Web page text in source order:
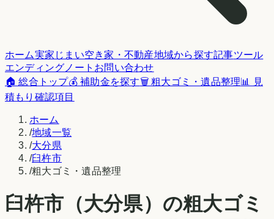
ホーム実家じまい空き家・不動産地域から探す記事ツール
エンディングノート お問い合わせ
🏠 総合トップ💰 補助金を探す🗑️ 粗大ゴミ・遺品整理📊 見
積もり確認項目
ホーム
/地域一覧
/大分県
/臼杵市
/粗大ゴミ・遺品整理
臼杵市 （大分県）の粗大ゴミ